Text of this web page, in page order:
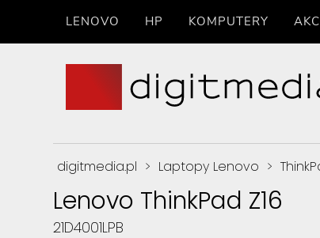
LENOVO HP KOMPUTERY
digitmedia.pl > Laptopy Lenovo >
Lenovo ThinkPad Z16
21D4001LPB